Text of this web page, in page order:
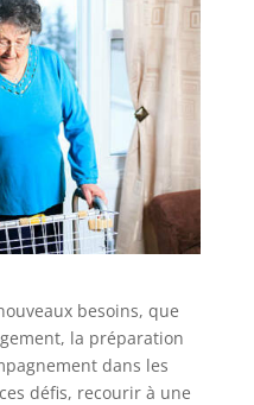
besoins, que
la préparation
dans les
défis, recourir à une